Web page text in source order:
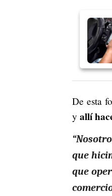
De esta
y allí
que
que